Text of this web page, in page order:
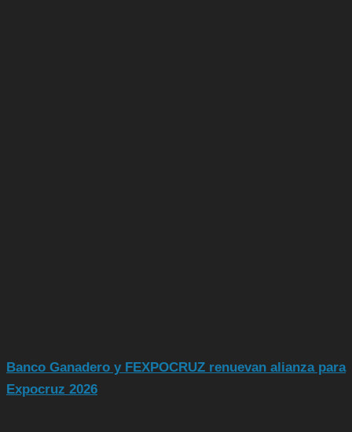
Banco Ganadero y FEXPOCRUZ renuevan alianza para
Expocruz 2026